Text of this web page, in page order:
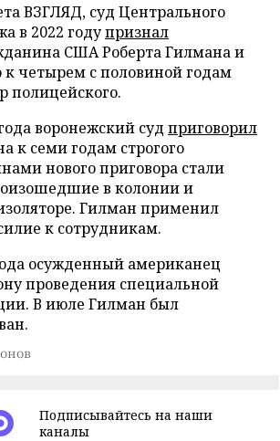
ВЗГЛЯД, суд Центрального
в 2022 годупризнал
США Роберта Гилмана и
к четырем с половиной годам
полицейского.
воронежский суд приговорил
к семи годам строгого
нового приговора стали
в колонии и
Гилман применил
к сотрудникам.
осужденный американец
проведения специальной
В июле Гилман был
Подписывайтесь на наши
каналы